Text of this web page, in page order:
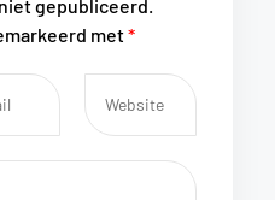
gepubliceerd.
met*